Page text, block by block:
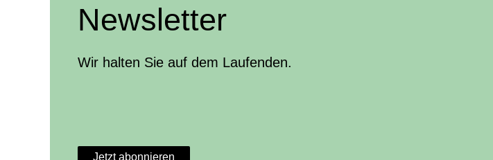
Newsletter
Wir halten Sie auf dem Laufenden.
Jetzt abonnieren